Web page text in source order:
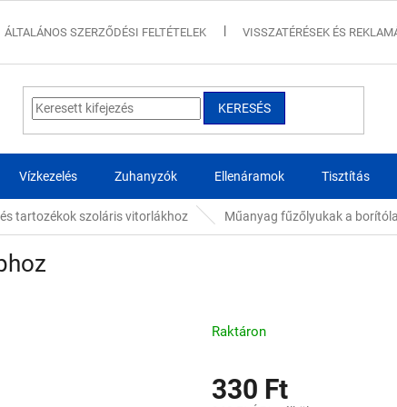
ÁLTALÁNOS SZERZŐDÉSI FELTÉTELEK VISSZATÉRÉSEK ÉS
KERESÉS
Vízkezelés Zuhanyzók Ellenáramok Tisztítás
tartozékok szoláris vitorlákhoz Műanyag fűzőlyukak a
330 Ft
Raktáron